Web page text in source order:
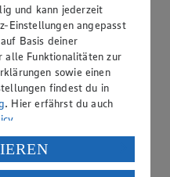
als separate
Dabei einige Scheiben, Ei,
Die Gurkenscheiben
Zutaten und übrigen Kräuter
Stunden, besser über Nacht,
Erwachsenen laut
und kann jederzeit
Einstellungen angepasst
Basis deiner
alle Funktionalitäten zur
sowie einen
findest du in
. Hier erfährst du auch
.
Daten in den